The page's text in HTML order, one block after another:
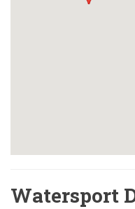
Watersport